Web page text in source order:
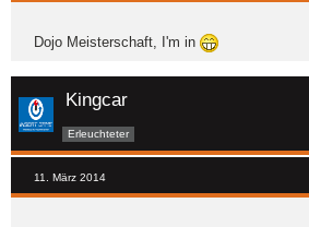
Dojo Meisterschaft, I'm in
Kingcar
Erleuchteter
11. März 2014